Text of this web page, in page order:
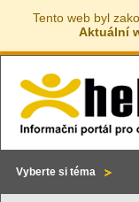
Tento web byl
Aktuální
Vyberte si téma